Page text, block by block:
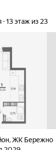
13 этаж из 23
,ЖК Бережно